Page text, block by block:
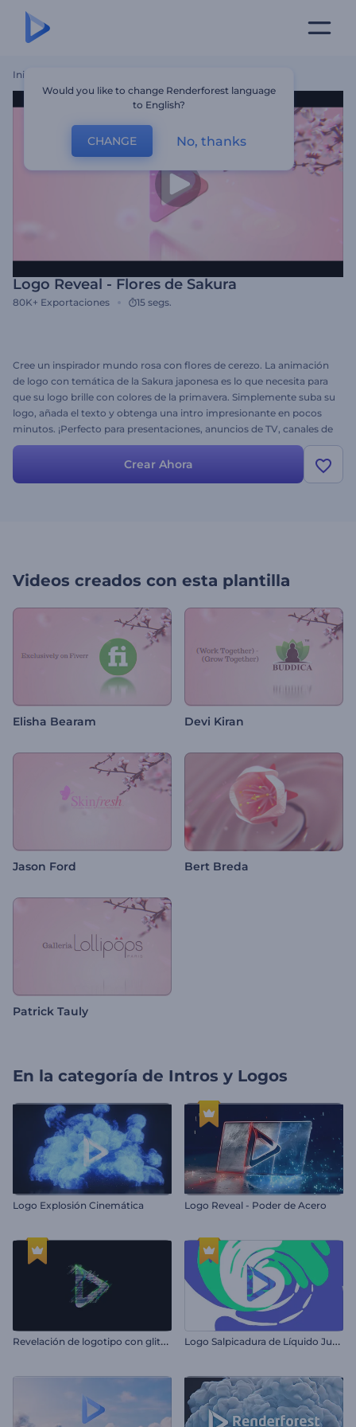
Inicio
Logo Reveal - Flores de Sakura
80K+ Exportaciones 15 segs.
Cree un inspirador mundo rosa con flores de cerezo. La animación
de logo con temática de la Sakura japonesa es lo que necesita para
que su logo brille con colores de la primavera. Simplemente suba su
logo, añada el texto y obtenga una intro impresionante en pocos
minutos. ¡Perfecto para presentaciones, anuncios de TV, canales de
YouTube y mucho más! ¡Pruébelo ahora mismo y disfrute del
florecimiento de una nueva vida con esta impresionante animación
3D!
Crear Ahora
Videos creados con esta plantilla
Elisha Bearam Devi Kiran
Jason Ford Bert Breda
Patrick Tauly
En la categoría de Intros y Logos
Logo Explosión Cinemática Logo Reveal - Poder de Acero
R
evelación de logotipo con glitch dinámico L
ogo Salpicadura de Líquido Juguetón
Would you like to change Renderforest language
to English?
CHANGE No, thanks